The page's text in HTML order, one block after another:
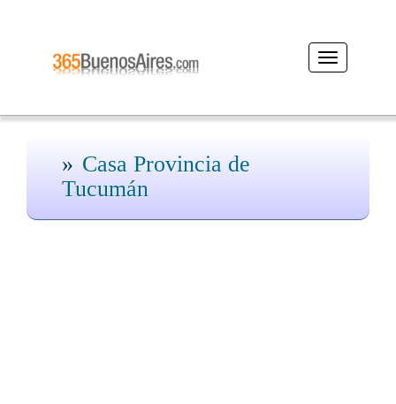
Desplegar
navegación
Casa Provincia de
Tucumán